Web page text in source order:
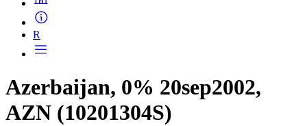
R
Azerbaijan, 0% 20sep2002,
AZN (10201304S)